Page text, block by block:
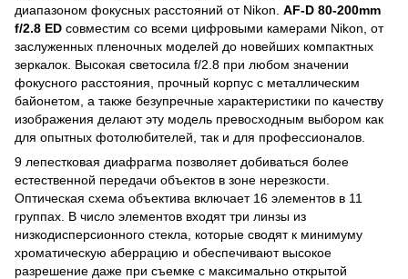
диапазоном фокусных расстояний от Nikon. AF-D 80-200mm
f/2.8 ED совместим со всеми цифровыми камерами Nikon, от
заслуженных пленочных моделей до новейших компактных
зеркалок. Высокая светосила f/2.8 при любом значении
фокусного расстояния, прочный корпус с металлическим
байонетом, а также безупречные характеристики по качеству
изображения делают эту модель превосходным выбором как
для опытных фотолюбителей, так и для профессионалов.
9 лепестковая диафрагма позволяет добиваться более
естественной передачи объектов в зоне нерезкости.
Оптическая схема объектива включает 16 элементов в 11
группах. В число элементов входят три линзы из
низкодисперсионного стекла, которые сводят к минимуму
хроматическую аберрацию и обеспечивают высокое
разрешение даже при съемке с максимально открытой